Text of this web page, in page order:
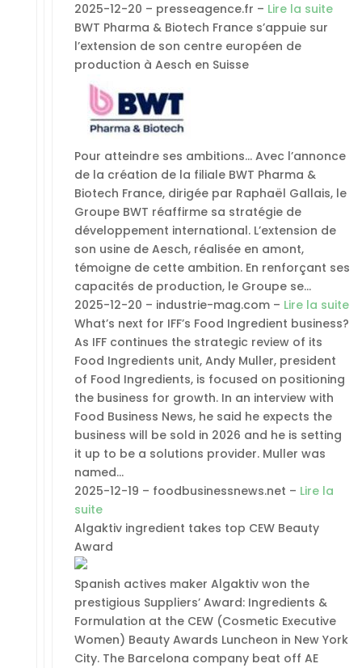
2025-12-20 – presseagence.fr – Lire la suite
BWT Pharma & Biotech France s’appuie sur
l’extension de son centre européen de
production à Aesch en Suisse
Pour atteindre ses ambitions… Avec l’annonce
de la création de la filiale BWT Pharma &
Biotech France, dirigée par Raphaël Gallais, le
Groupe BWT réaffirme sa stratégie de
développement international. L’extension de
son usine de Aesch, réalisée en amont,
témoigne de cette ambition. En renforçant ses
capacités de production, le Groupe se…
2025-12-20 – industrie-mag.com – Lire la suite
What’s next for IFF’s Food Ingredient business?
As IFF continues the strategic review of its
Food Ingredients unit, Andy Muller, president
of Food Ingredients, is focused on positioning
the business for growth. In an interview with
Food Business News, he said he expects the
business will be sold in 2026 and he is setting
it up to be a solutions provider. Muller was
named…
2025-12-19 – foodbusinessnews.net – Lire la
suite
Algaktiv ingredient takes top CEW Beauty
Award
Spanish actives maker Algaktiv won the
prestigious Suppliers’ Award: Ingredients &
Formulation at the CEW (Cosmetic Executive
Women) Beauty Awards Luncheon in New York
City. The Barcelona company beat off AE